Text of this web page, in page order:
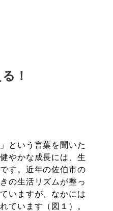
！
という言葉を聞いた
やかな成長には、生
す。近年の佐伯市の
の生活リズムが整っ
いますが、なかには
ています（図１）。